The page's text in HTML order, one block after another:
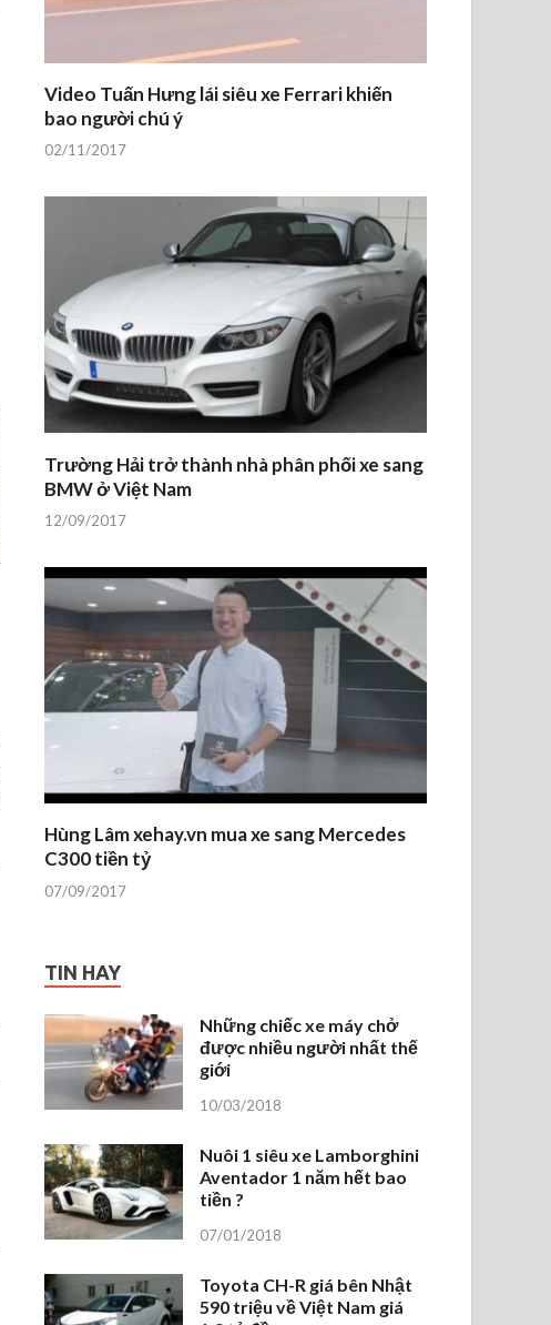
Video Tuấn Hưng lái siêu xe Ferrari khiến
bao người chú ý
02/11/2017
Trường Hải trở thành nhà phân phối xe sang
BMW ở Việt Nam
12/09/2017
Hùng Lâm xehay.vn mua xe sang Mercedes
C300 tiền tỷ
07/09/2017
TIN HAY
Những chiếc xe máy chở
được nhiều người nhất thế
giới
10/03/2018
Nuôi 1 siêu xe Lamborghini
Aventador 1 năm hết bao
tiền ?
07/01/2018
Toyota CH-R giá bên Nhật
590 triệu về Việt Nam giá